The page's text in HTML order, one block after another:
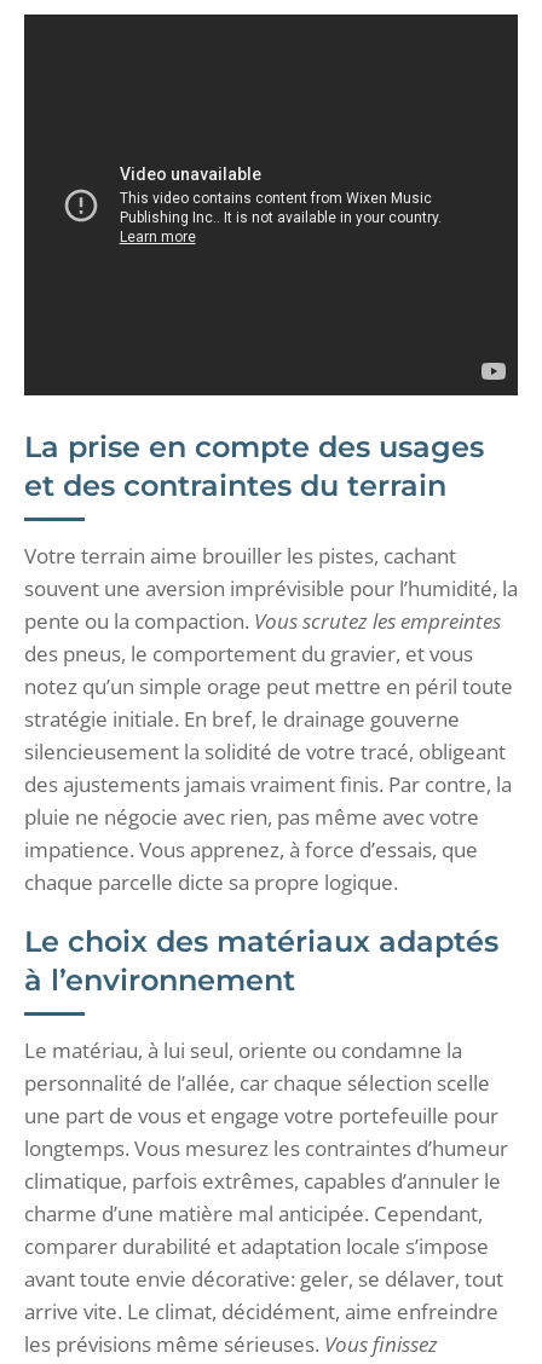
La prise en compte des usages
et des contraintes du terrain
Votre terrain aime brouiller les pistes, cachant
souvent une aversion imprévisible pour l’humidité, la
pente ou la compaction. Vous scrutez les empreintes
des pneus, le comportement du gravier, et vous
notez qu’un simple orage peut mettre en péril toute
stratégie initiale. En bref, le drainage gouverne
silencieusement la solidité de votre tracé, obligeant
des ajustements jamais vraiment finis. Par contre, la
pluie ne négocie avec rien, pas même avec votre
impatience. Vous apprenez, à force d’essais, que
chaque parcelle dicte sa propre logique.
Le choix des matériaux adaptés
à l’environnement
Le matériau, à lui seul, oriente ou condamne la
personnalité de l’allée, car chaque sélection scelle
une part de vous et engage votre portefeuille pour
longtemps. Vous mesurez les contraintes d’humeur
climatique, parfois extrêmes, capables d’annuler le
charme d’une matière mal anticipée. Cependant,
comparer durabilité et adaptation locale s’impose
avant toute envie décorative: geler, se délaver, tout
arrive vite. Le climat, décidément, aime enfreindre
les prévisions même sérieuses. Vous finissez